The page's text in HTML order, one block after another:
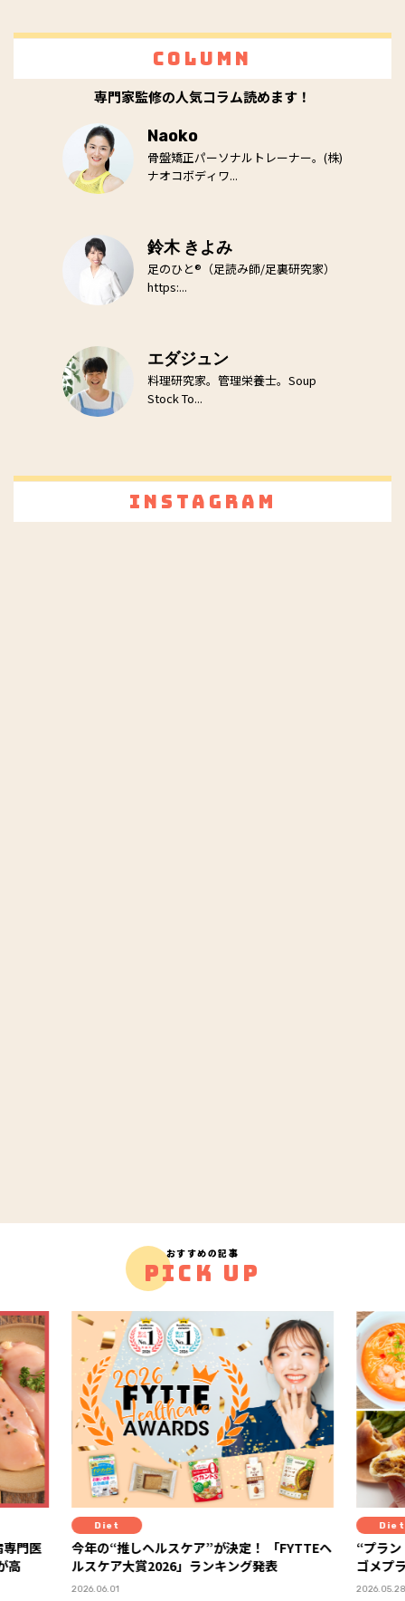
Column
専門家監修の人気コラム読めます！
Naoko
骨盤矯正パーソナルトレーナー。(株)
ナオコボディワ...
鈴木 きよみ
足のひと®（足読み師/足裏研究家）
https:...
エダジュン
料理研究家。管理栄養士。Soup
Stock To...
Instagram
おすすめの記事
PICK UP
Diet
今年の“推しヘルスケア”が決定！ 「FYTTEヘ
ルスケア大賞2026」ランキング発表
2026.06.01
Diet
“プラントベ
ゴメプラン
2026.05.28 PR